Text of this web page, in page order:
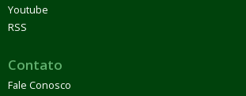
Youtube
RSS
Contato
Fale Conosco